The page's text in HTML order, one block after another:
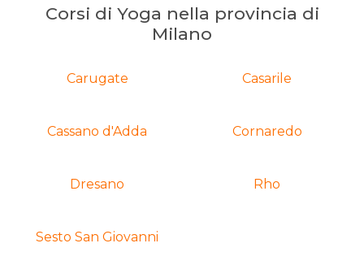
Corsi di Yoga nella provincia di
Milano
Carugate Casarile
Cassano d'Adda Cornaredo
Dresano Rho
Sesto San Giovanni